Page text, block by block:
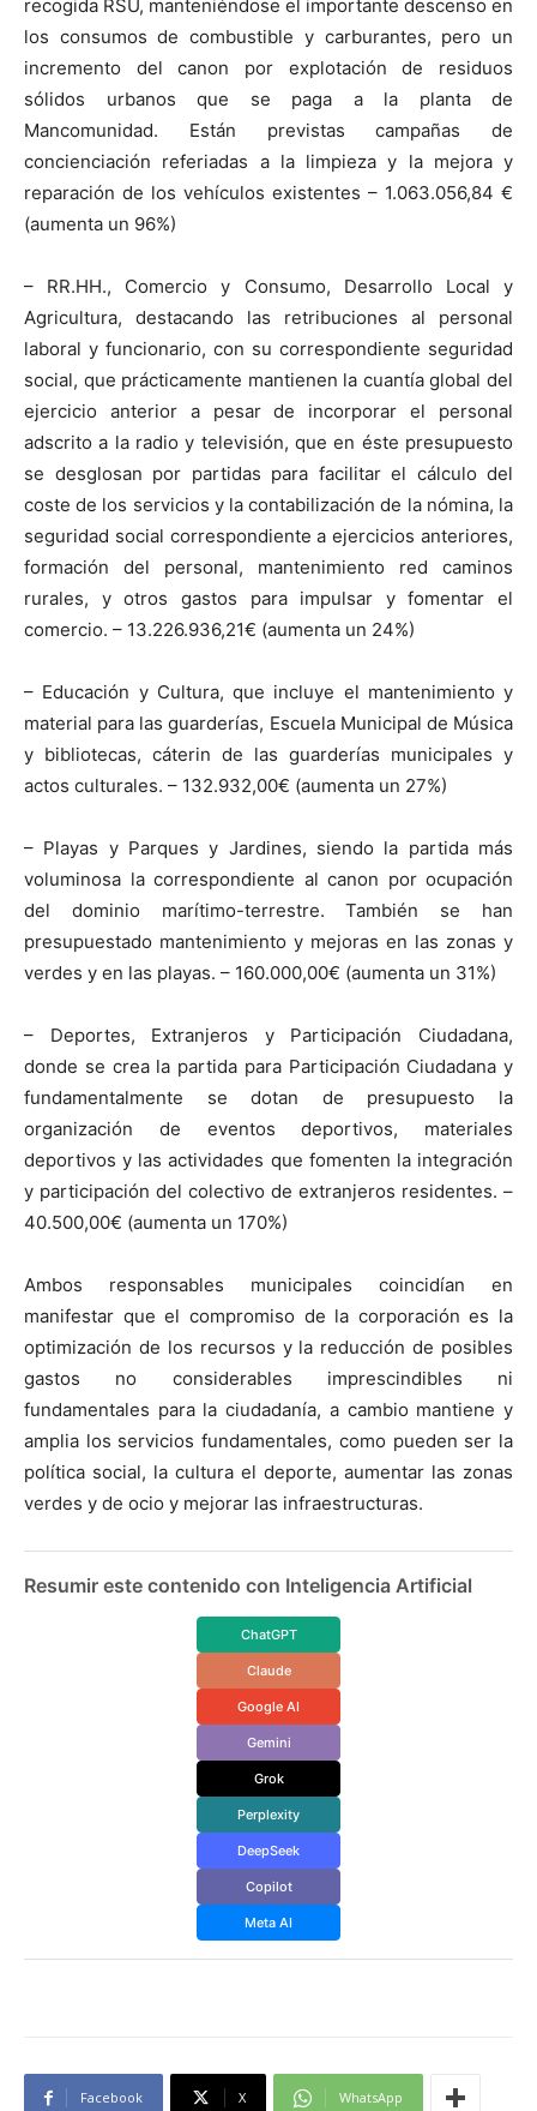
recogida RSU, manteniéndose el importante descenso en
los consumos de combustible y carburantes, pero un
incremento del canon por explotación de residuos
sólidos urbanos que se paga a la planta de
Mancomunidad. Están previstas campañas de
concienciación referiadas a la limpieza y la mejora y
reparación de los vehículos existentes – 1.063.056,84 €
(aumenta un 96%)
– RR.HH., Comercio y Consumo, Desarrollo Local y
Agricultura, destacando las retribuciones al personal
laboral y funcionario, con su correspondiente seguridad
social, que prácticamente mantienen la cuantía global del
ejercicio anterior a pesar de incorporar el personal
adscrito a la radio y televisión, que en éste presupuesto
se desglosan por partidas para facilitar el cálculo del
coste de los servicios y la contabilización de la nómina, la
seguridad social correspondiente a ejercicios anteriores,
formación del personal, mantenimiento red caminos
rurales, y otros gastos para impulsar y fomentar el
comercio. – 13.226.936,21€ (aumenta un 24%)
– Educación y Cultura, que incluye el mantenimiento y
material para las guarderías, Escuela Municipal de Música
y bibliotecas, cáterin de las guarderías municipales y
actos culturales. – 132.932,00€ (aumenta un 27%)
– Playas y Parques y Jardines, siendo la partida más
voluminosa la correspondiente al canon por ocupación
del dominio marítimo-terrestre. También se han
presupuestado mantenimiento y mejoras en las zonas y
verdes y en las playas. – 160.000,00€ (aumenta un 31%)
– Deportes, Extranjeros y Participación Ciudadana,
donde se crea la partida para Participación Ciudadana y
fundamentalmente se dotan de presupuesto la
organización de eventos deportivos, materiales
deportivos y las actividades que fomenten la integración
y participación del colectivo de extranjeros residentes. –
40.500,00€ (aumenta un 170%)
Ambos responsables municipales coincidían en
manifestar que el compromiso de la corporación es la
optimización de los recursos y la reducción de posibles
gastos no considerables imprescindibles ni
fundamentales para la ciudadanía, a cambio mantiene y
amplia los servicios fundamentales, como pueden ser la
política social, la cultura el deporte, aumentar las zonas
verdes y de ocio y mejorar las infraestructuras.
Resumir este contenido con Inteligencia Artificial
ChatGPT
Claude
Google AI
Gemini
Grok
Perplexity
DeepSeek
Copilot
Meta AI
Facebook X WhatsApp